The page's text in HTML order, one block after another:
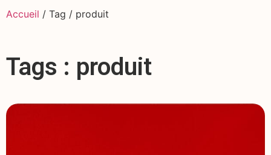
Accueil / Tag / produit
Tags : produit